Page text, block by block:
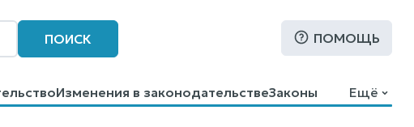
ПОИСК ПОМОЩЬ
Изменения в законодательствеЗаконы
Ещё